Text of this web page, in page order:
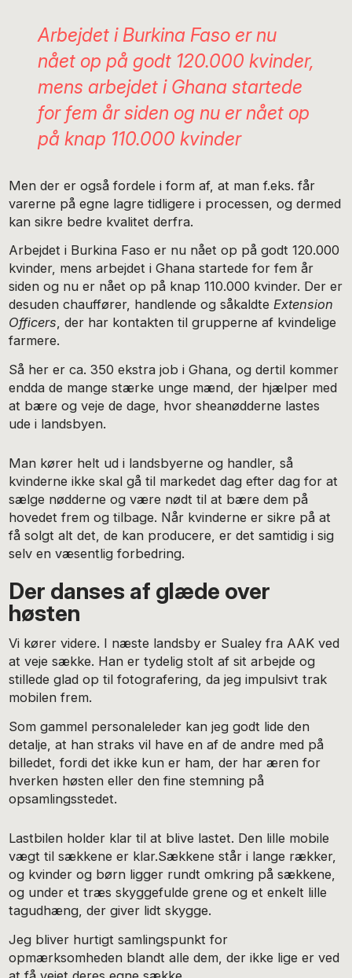
Arbejdet i Burkina Faso er nu
nået op på godt 120.000 kvinder,
mens arbejdet i Ghana startede
for fem år siden og nu er nået op
på knap 110.000 kvinder
Men der er også fordele i form af, at man f.eks. får
varerne på egne lagre tidligere i processen, og dermed
kan sikre bedre kvalitet derfra.
Arbejdet i Burkina Faso er nu nået op på godt 120.000
kvinder, mens arbejdet i Ghana startede for fem år
siden og nu er nået op på knap 110.000 kvinder. Der er
desuden chauffører, handlende og såkaldteExtension
Officers, der har kontakten til grupperne af kvindelige
farmere.
Så her er ca. 350 ekstra job i Ghana, og dertil kommer
endda de mange stærke unge mænd, der hjælper med
at bære og veje de dage, hvor sheanødderne lastes
ude i landsbyen.
Man kører helt ud i landsbyerne og handler, så
kvinderne ikke skal gå til markedet dag efter dag for at
sælge nødderne og være nødt til at bære dem på
hovedet frem og tilbage. Når kvinderne er sikre på at
få solgt alt det, de kan producere, er det samtidig i sig
selv en væsentlig forbedring.
Der danses af glæde over
høsten
Vi kører videre. I næste landsby er Sualey fra AAK ved
at veje sække. Han er tydelig stolt af sit arbejde og
stillede glad op til fotografering, da jeg impulsivt trak
mobilen frem.
Som gammel personaleleder kan jeg godt lide den
detalje, at han straks vil have en af de andre med på
billedet, fordi det ikke kun er ham, der har æren for
hverken høsten eller den fine stemning på
opsamlingsstedet.
Lastbilen holder klar til at blive lastet. Den lille mobile
vægt til sækkene er klar.Sækkene står i lange rækker,
og kvinder og børn ligger rundt omkring på sækkene,
og under et træs skyggefulde grene og et enkelt lille
tagudhæng, der giver lidt skygge.
Jeg bliver hurtigt samlingspunkt for
opmærksomheden blandt alle dem, der ikke lige er ved